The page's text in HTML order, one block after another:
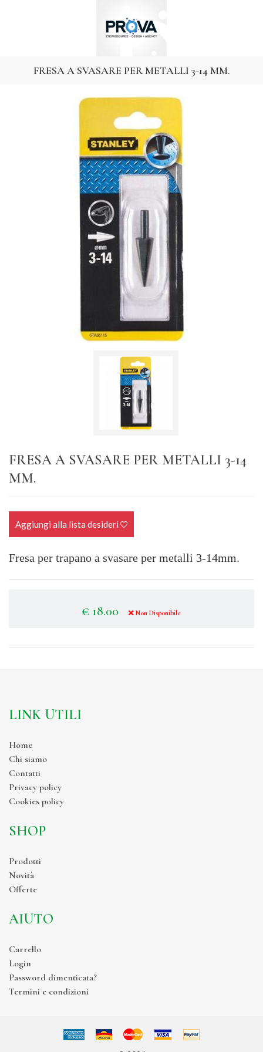
FRESA A SVASARE PER METALLI 3-14 MM.
FRESA A SVASARE PER METALLI 3-14
MM.
Aggiungi alla lista desideri
Fresa per trapano a svasare per metalli 3-14mm.
€ 18.00 Non Disponibile
LINK UTILI
Home
Chi siamo
Contatti
Privacy policy
Cookies policy
SHOP
Prodotti
Novità
Offerte
AIUTO
Carrello
Login
Password dimenticata?
Termini e condizioni